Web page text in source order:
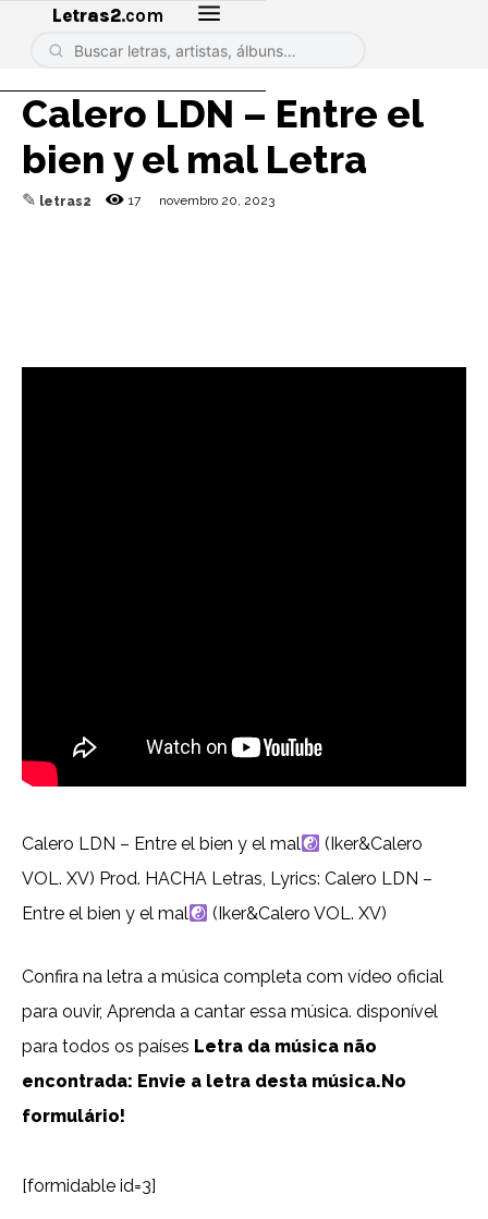
Letras2.com
Calero LDN – Entre el
bien y el mal Letra
✎ letras2 17 novembro 20, 2023
Calero LDN – Entre el bien y el mal
(Iker&Calero
VOL. XV) Prod. HACHA Letras, Lyrics: Calero LDN –
Entre el bien y el mal
(Iker&Calero VOL. XV)
Confira na letra a música completa com vídeo oficial
para ouvir, Aprenda a cantar essa música. disponível
para todos os países Letra da música não
encontrada: Envie a letra desta música.No
formulário!
[formidable id=3]